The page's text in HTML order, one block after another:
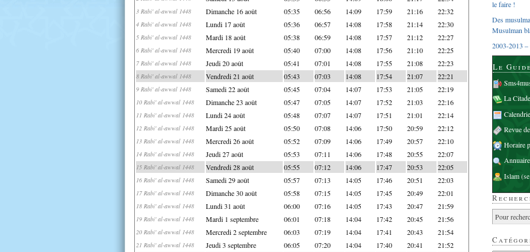
3 Rabi' al-awwal 1448 Dimanche 16 août 05:35 06:56 14:09 17:59 21:16 22:32
4 Rabi' al-awwal 1448 Lundi 17 août 05:36 06:57 14:08 17:58 21:14 22:30
5 Rabi' al-awwal 1448 Mardi 18 août 05:38 06:59 14:08 17:57 21:12 22:27
6 Rabi' al-awwal 1448 Mercredi 19 août 05:40 07:00 14:08 17:56 21:10 22:25
7 Rabi' al-awwal 1448 Jeudi 20 août 05:41 07:01 14:08 17:55 21:08 22:23
8 Rabi' al-awwal 1448 Vendredi 21 août 05:43 07:03 14:08 17:54 21:07 22:21
9 Rabi' al-awwal 1448 Samedi 22 août 05:45 07:04 14:07 17:53 21:05 22:19
10 Rabi' al-awwal 1448 Dimanche 23 août 05:47 07:05 14:07 17:52 21:03 22:16
11 Rabi' al-awwal 1448 Lundi 24 août 05:48 07:07 14:07 17:51 21:01 22:14
12 Rabi' al-awwal 1448 Mardi 25 août 05:50 07:08 14:06 17:50 20:59 22:12
13 Rabi' al-awwal 1448 Mercredi 26 août 05:52 07:09 14:06 17:49 20:57 22:10
14 Rabi' al-awwal 1448 Jeudi 27 août 05:53 07:11 14:06 17:48 20:55 22:07
15 Rabi' al-awwal 1448 Vendredi 28 août 05:55 07:12 14:06 17:47 20:53 22:05
16 Rabi' al-awwal 1448 Samedi 29 août 05:57 07:13 14:05 17:46 20:51 22:03
17 Rabi' al-awwal 1448 Dimanche 30 août 05:58 07:15 14:05 17:45 20:49 22:01
18 Rabi' al-awwal 1448 Lundi 31 août 06:00 07:16 14:05 17:43 20:47 21:59
19 Rabi' al-awwal 1448 Mardi 1 septembre 06:01 07:18 14:04 17:42 20:45 21:56
20 Rabi' al-awwal 1448 Mercredi 2 septembre 06:03 07:19 14:04 17:41 20:43 21:54
21 Rabi' al-awwal 1448 Jeudi 3 septembre 06:05 07:20 14:04 17:40 20:41 21:52
le faire !
Des
Musulman
2003-2013 –
Le
La
Revue
Horaire
Islam